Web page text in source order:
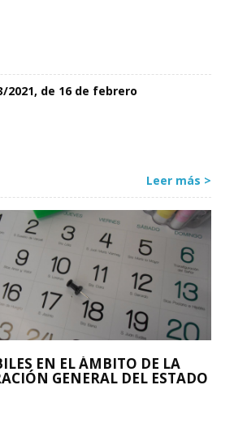
2021, de 16 de febrero
Leer más >
EN EL ÁMBITO DE LA
GENERAL DEL ESTADO